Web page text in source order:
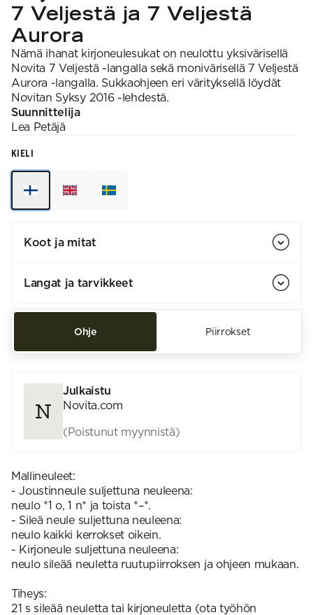
7 Veljestä ja 7 Veljestä
Aurora
Nämä ihanat kirjoneulesukat on neulottu yksivärisellä
Novita 7 Veljestä -langalla sekä monivärisellä 7 Veljestä
Aurora -langalla. Sukkaohjeen eri värityksellä löydät
Novitan Syksy 2016 -lehdestä.
Suunnittelija
Lea Petäjä
KIELI
Koot ja mitat
Langat ja tarvikkeet
Ohje Piirrokset
Julkaistu
Novita.com
(Poistunut myynnistä)
Mallineuleet:
- Joustinneule suljettuna neuleena:
neulo *1 o, 1 n* ja toista *–*.
- Sileä neule suljettuna neuleena:
neulo kaikki kerrokset oikein.
- Kirjoneule suljettuna neuleena:
neulo sileää neuletta ruutupiirroksen ja ohjeen mukaan.
Tiheys:
21 s sileää neuletta tai kirjoneuletta (ota työhön